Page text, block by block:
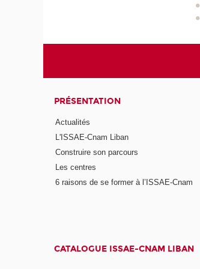
PRÉSENTATION
Actualités
L'ISSAE-Cnam Liban
Construire son parcours
Les centres
6 raisons de se former à l’ISSAE-Cnam
CATALOGUE ISSAE-CNAM LIBAN